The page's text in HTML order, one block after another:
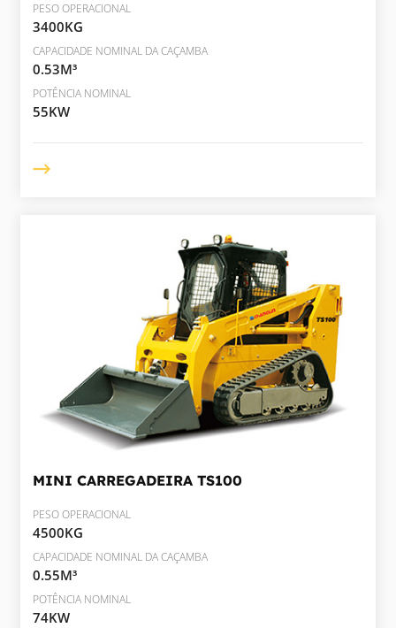
PESO OPERACIONAL
3400KG
CAPACIDADE NOMINAL DA CAÇAMBA
0.53M³
POTÊNCIA NOMINAL
55KW
MINI CARREGADEIRATS100
PESO OPERACIONAL
4500KG
CAPACIDADE NOMINAL DA CAÇAMBA
0.55M³
POTÊNCIA NOMINAL
74KW